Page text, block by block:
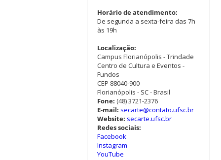
Horário de atendimento:
De segunda a sexta-feira das 7h
às 19h
Localização:
Campus Florianópolis - Trindade
Centro de Cultura e Eventos -
Fundos
CEP 88040-900
Florianópolis - SC - Brasil
Fone: (48) 3721-2376
E-mail: secarte@contato.ufsc.br
Website: secarte.ufsc.br
Redes sociais:
Facebook
Instagram
YouTube